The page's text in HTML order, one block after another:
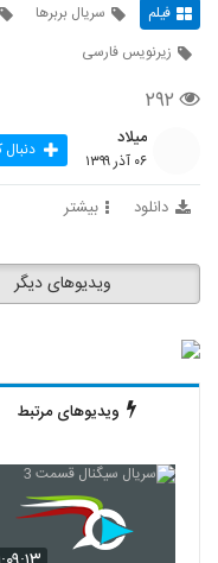
فیلم سریال بربرها
زیرنویس فارسی
۲۹۲
میلاد
۰۶ آذر ۱۳۹۹ دنبال
دانلود بیشتر
ویدیوهای دیگر
ویدیوهای مرتبط